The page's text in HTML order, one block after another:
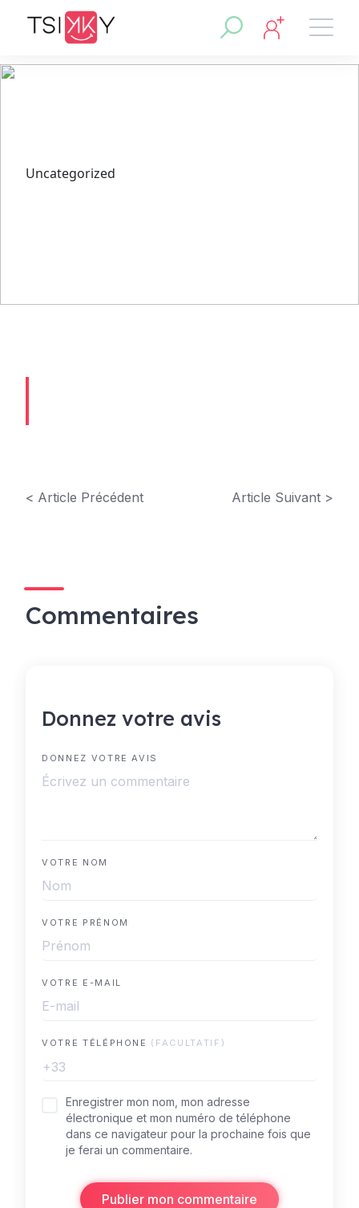
Uncategorized
< Article Précédent Article Suivant >
Commentaires
Donnez votre avis
DONNEZ VOTRE AVIS
VOTRE NOM
VOTRE PRÉNOM
VOTRE E-MAIL
VOTRE TÉLÉPHONE (FACULTATIF)
+33
Enregistrer mon nom, mon adresse
électronique et mon numéro de téléphone
dans ce navigateur pour la prochaine fois que
je ferai un commentaire.
Publier mon commentaire